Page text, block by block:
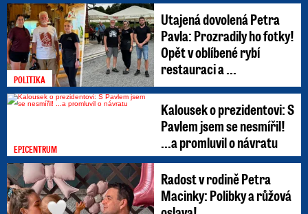
POLITIKA
Utajená dovolená Petra
Pavla: Prozradily ho fotky!
Opět v oblíbené rybí
restauraci a ...
EPICENTRUM
Kalousek o prezidentovi: S
Pavlem jsem se nesmířil!
...a promluvil o návratu
Radost v rodině Petra
Macinky: Polibky a růžová